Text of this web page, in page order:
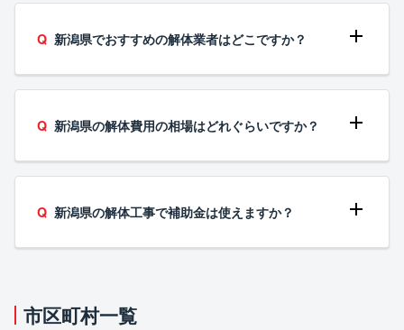
新潟県でおすすめの解体業者はどこですか？
新潟県の解体費用の相場はどれぐらいですか？
新潟県の解体工事で補助金は使えますか？
市区町村一覧